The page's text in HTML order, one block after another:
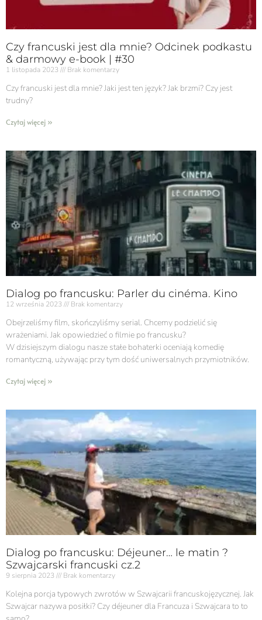
Czy francuski jest dla mnie? Odcinek podkastu
& darmowy e-book | #30
1 listopada 2023 Brak komentarzy
Czy francuski jest dla mnie? Jaki jest ten język? Jak brzmi? Czy jest
trudny?
Czytaj więcej »
Dialog po francusku: Parler du cinéma. Kino
12 września 2023 Brak komentarzy
Obejrzeliśmy film, skończyliśmy serial. Chcemy podzielić się
wrażeniami. Jak opowiedzieć o filmie po francusku?
W dzisiejszym dialogu nasze stałe bohaterki oceniają komedię
romantyczną, używając przy tym dość uniwersalnych przymiotników.
Czytaj więcej »
Dialog po francusku: Déjeuner… le matin ?
Szwajcarski francuski cz.2
9 sierpnia 2023 Brak komentarzy
Kolejna porcja typowych zwrotów w Szwajcarii francuskojęzycznej. Jak
Szwajcar nazywa posiłki? Czy déjeuner dla Francuza i Szwajcara to to